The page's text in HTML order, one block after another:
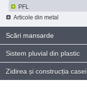
PFL
Articole din metal
Scări mansarde
Sistem pluvial din plastic
Zidirea și construcția casei